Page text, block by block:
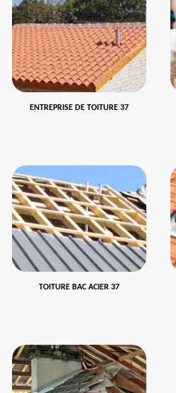
ENTREPRISE DE TOITURE 37
TOITURE BAC ACIER 37